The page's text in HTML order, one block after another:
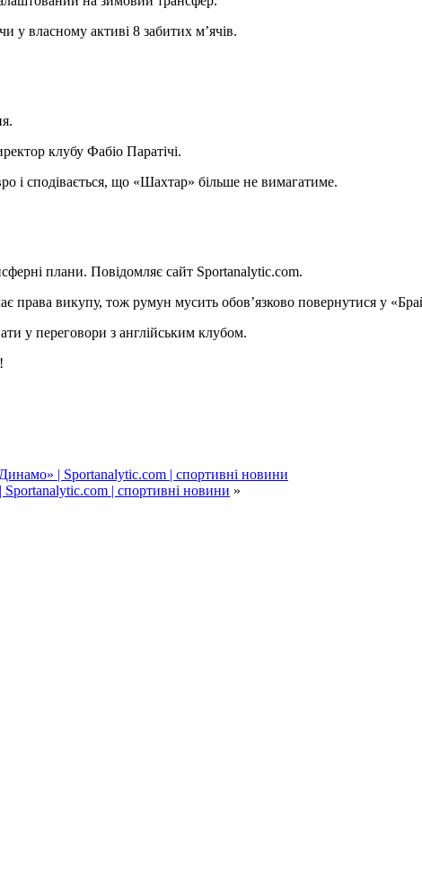
власному активі 8 забитих м’ячів.
клубу Фабіо Паратічі.
і сподівається, що «Шахтар» більше не вимагатиме.
плани. Повідомляє сайт Sportanalytic.com.
права викупу, тож румун мусить обов’язково повернутися у
у переговори з англійським клубом.
| Sportanalytic.com | спортивні новини
| спортивні новини »